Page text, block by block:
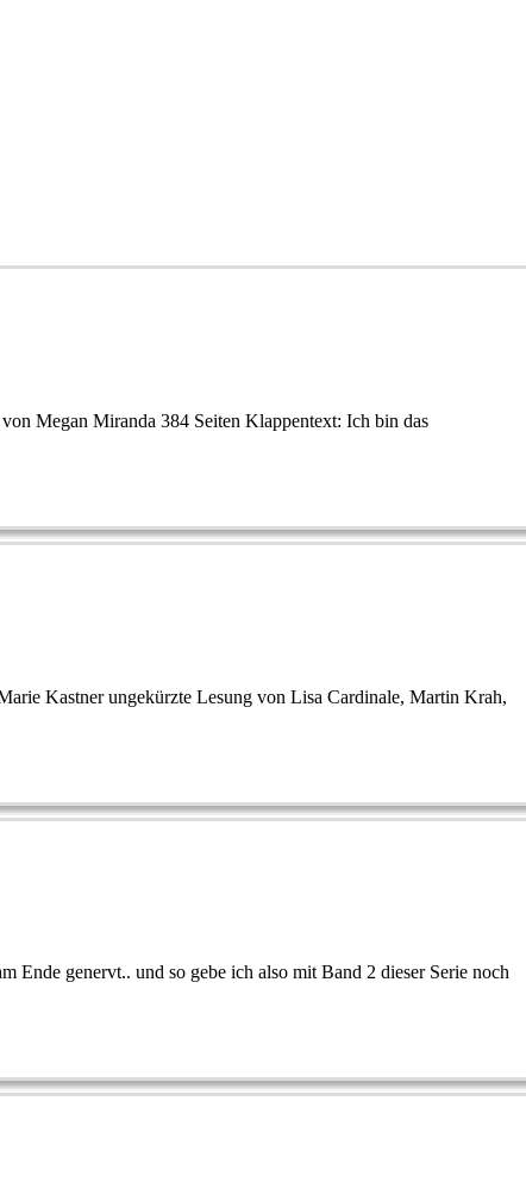
Megan Miranda 384 Seiten Klappentext: Ich bin das
Kastner ungekürzte Lesung von Lisa Cardinale, Martin Krah,
Ende genervt.. und so gebe ich also mit Band 2 dieser Serie noch